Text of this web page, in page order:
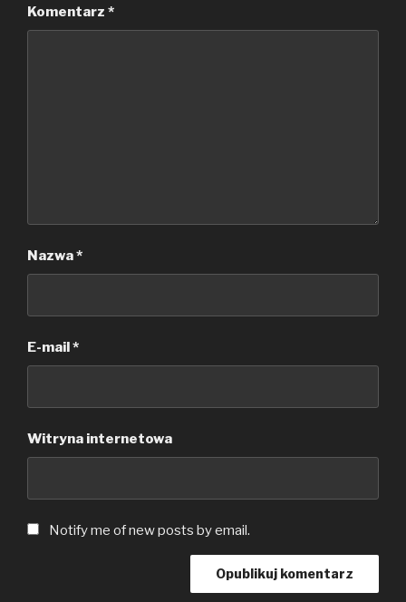
Komentarz *
Nazwa*
E-mail*
Witryna internetowa
Notify me of new posts by email.